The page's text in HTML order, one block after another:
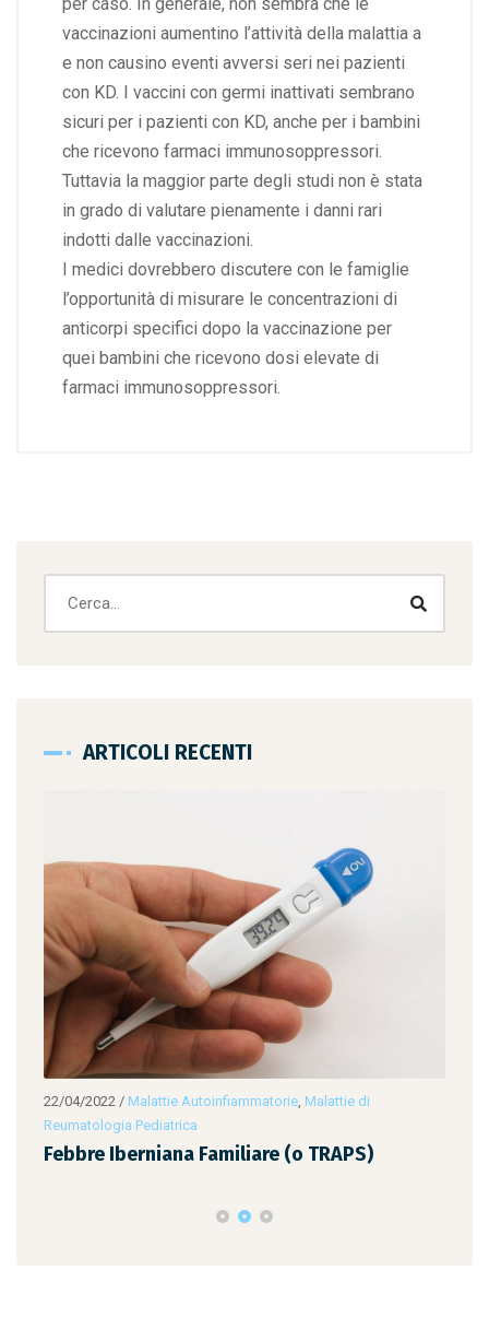
vaccinazioni aumentino l’attività della malattia a
e non causino eventi avversi seri nei pazienti
con KD. I vaccini con germi inattivati sembrano
sicuri per i pazienti con KD, anche per i bambini
che ricevono farmaci immunosoppressori.
Tuttavia la maggior parte degli studi non è stata
in grado di valutare pienamente i danni rari
indotti dalle vaccinazioni.
I medici dovrebbero discutere con le famiglie
l’opportunità di misurare le concentrazioni di
anticorpi specifici dopo la vaccinazione per
quei bambini che ricevono dosi elevate di
farmaci immunosoppressori.
ARTICOLI RECENTI
22/04/2022 / Malattie Autoinfiammatorie Malattie di
Reumatologia Pediatrica
Febbre Iberniana Familiare (o TRAPS)